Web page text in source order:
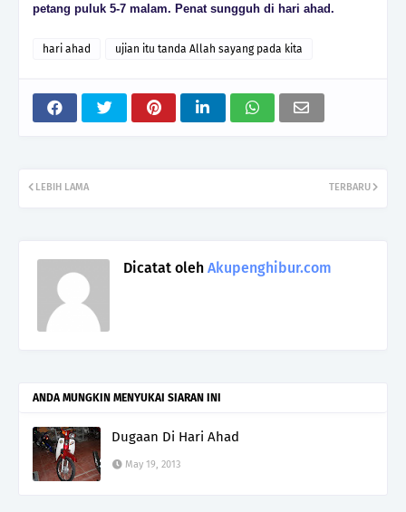
petang puluk 5-7 malam. Penat sungguh di hari ahad.
hari ahad ujian itu tanda Allah sayang pada kita
TERBARU
LEBIH LAMA
Dicatat oleh Akupenghibur.com
ANDA MUNGKIN MENYUKAI SIARAN INI
Dugaan Di Hari Ahad
May 19, 2013